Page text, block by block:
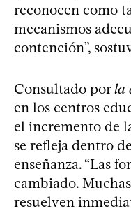
reconocen como
mecanismos
contención”,
Consultado porla
en los centros
el incremento de
se refleja dentro
enseñanza. “Las
cambiado.
resuelven